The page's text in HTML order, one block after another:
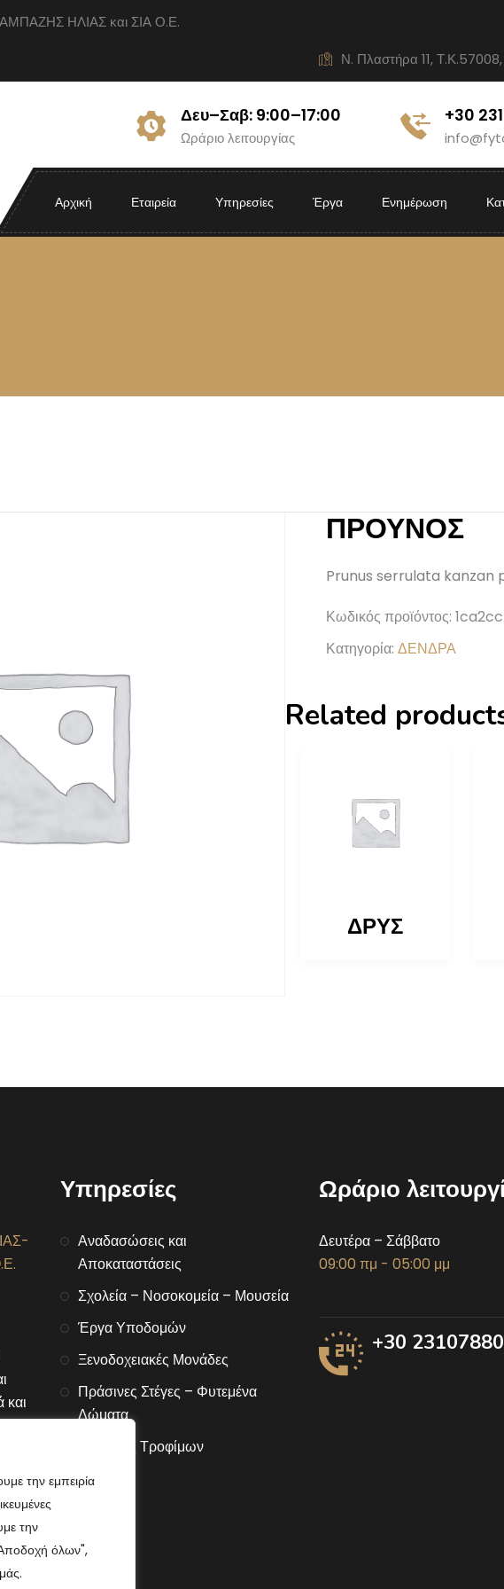
την εμπειρία
την
όλων",
ΗΛΙΑΣ και ΣΙΑ Ο.Ε.
Ν. Πλαστήρα 11,
Δευ–Σαβ: 9:00–17:00
Ωράριο λειτουργίας
+30
Αρχική Εταιρεία Υπηρεσίες Έργα Ενημέρωση
ΠΡΟΥΝΟΣ
Prunus serrulata kanzan
Κωδικός προϊόντος:
Κατηγορία: ΔΕΝΔΡΑ
Related
ΔΡΥΣ
Υπηρεσίες
Αναδασώσεις και
Αποκαταστάσεις
Σχολεία – Νοσοκομεία – Μουσεία
Έργα Υποδομών
Ξενοδοχειακές Μονάδες
Πράσινες Στέγες – Φυτεμένα
Δώματα
Αλυσίδες Τροφίμων
Ωράριο
Δευτέρα – Σάββατο
09:00 πμ - 05:00 μμ
+30